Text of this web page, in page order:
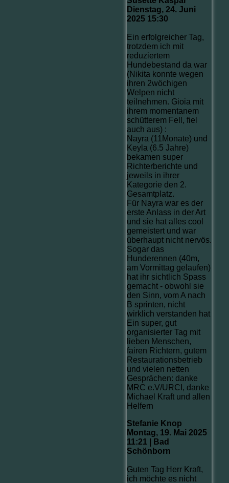
Dienstag, 24. Juni
2025 15:30
Ein erfolgreicher Tag,
trotzdem ich mit
reduziertem
Hundebestand da war
(Nikita konnte wegen
ihren 2wöchigen
Welpen nicht
teilnehmen. Gioia mit
ihrem momentanem
schütterem Fell, fiel
auch aus) :
Nayra (11Monate) und
Keyla (6.5 Jahre)
bekamen super
Richterberichte und
jeweils in ihrer
Kategorie den 2.
Gesamtplatz.
Für Nayra war es der
erste Anlass in der Art
und sie hat alles cool
gemeistert und war
überhaupt nicht nervös.
Sogar das
Hunderennen (40m,
am Vormittag gelaufen)
hat ihr sichtlich Spass
gemacht - obwohl sie
den Sinn, vom A nach
B sprinten, nicht
wirklich verstanden hat
Ein super, gut
organisierter Tag mit
lieben Menschen,
fairen Richtern, gutem
Restaurationsbetrieb
und vielen netten
Gesprächen: danke
MRC e.V/URCI, danke
Michael Kraft und allen
Helfern
Stefanie Knop
Montag, 19. Mai 2025
11:21 | Bad
Schönborn
Guten Tag Herr Kraft,
ich möchte es nicht